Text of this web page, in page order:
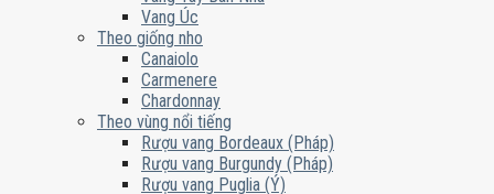
Vang Úc
Theo giống nho
Canaiolo
Carmenere
Chardonnay
Theo vùng nổi tiếng
Rượu vang Bordeaux (Pháp)
Rượu vang Burgundy (Pháp)
Rượu vang Puglia (Ý)